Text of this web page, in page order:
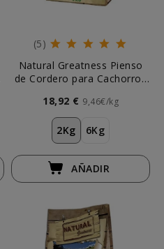
(5)
Natural Greatness Pienso
de Cordero para Cachorros
18,92 € 9,46€/kg
2Kg 6Kg
AÑADIR